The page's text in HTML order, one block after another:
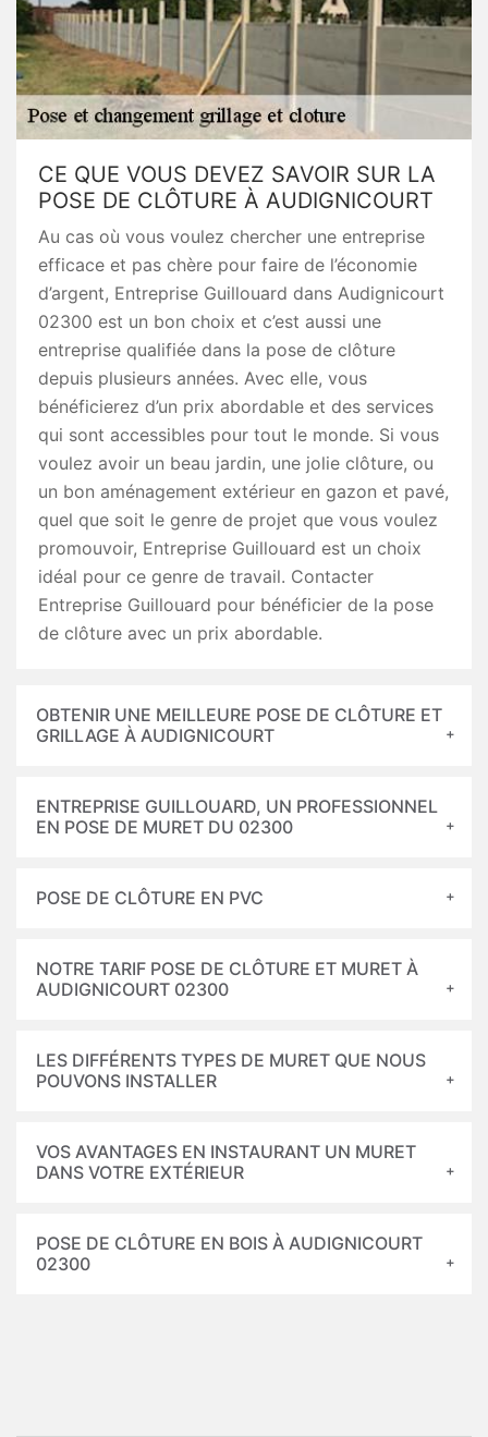
CE QUE VOUS DEVEZ SAVOIR SUR LA
POSE DE CLÔTURE À AUDIGNICOURT
Au cas où vous voulez chercher une entreprise
efficace et pas chère pour faire de l’économie
d’argent, Entreprise Guillouard dans Audignicourt
02300 est un bon choix et c’est aussi une
entreprise qualifiée dans la pose de clôture
depuis plusieurs années. Avec elle, vous
bénéficierez d’un prix abordable et des services
qui sont accessibles pour tout le monde. Si vous
voulez avoir un beau jardin, une jolie clôture, ou
un bon aménagement extérieur en gazon et pavé,
quel que soit le genre de projet que vous voulez
promouvoir, Entreprise Guillouard est un choix
idéal pour ce genre de travail. Contacter
Entreprise Guillouard pour bénéficier de la pose
de clôture avec un prix abordable.
OBTENIR UNE MEILLEURE POSE DE CLÔTURE ET
GRILLAGE À AUDIGNICOURT
ENTREPRISE GUILLOUARD, UN PROFESSIONNEL
EN POSE DE MURET DU 02300
POSE DE CLÔTURE EN PVC
NOTRE TARIF POSE DE CLÔTURE ET MURET À
AUDIGNICOURT 02300
LES DIFFÉRENTS TYPES DE MURET QUE NOUS
POUVONS INSTALLER
VOS AVANTAGES EN INSTAURANT UN MURET
DANS VOTRE EXTÉRIEUR
POSE DE CLÔTURE EN BOIS À AUDIGNICOURT
02300